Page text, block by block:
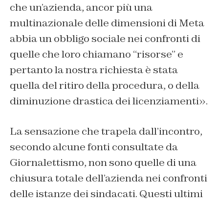
che un’azienda, ancor più una
multinazionale delle dimensioni di Meta
abbia un obbligo sociale nei confronti di
quelle che loro chiamano “risorse” e
pertanto la nostra richiesta è stata
quella del ritiro della procedura, o della
diminuzione drastica dei licenziamenti».
La sensazione che trapela dall’incontro,
secondo alcune fonti consultate da
Giornalettismo, non sono quelle di una
chiusura totale dell’azienda nei confronti
delle istanze dei sindacati. Questi ultimi